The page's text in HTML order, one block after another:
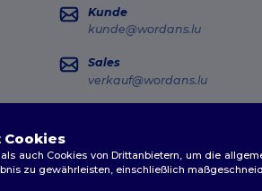
Kunde
kunde@wordans.lu
Sales
verkauf@wordans.lu
auch Cookies von Drittanbietern, um die
zu gewährleisten, einschließlich